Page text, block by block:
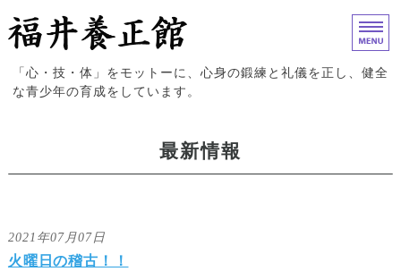
福井養正館｜心身の鍛練と礼
「心・技・体」をモットーに、心身の鍛練と礼儀を正し、健全
な青少年の育成をしています。
入門案内
道場概要
最新情報
2021年07月07日
火曜日の稽古！！